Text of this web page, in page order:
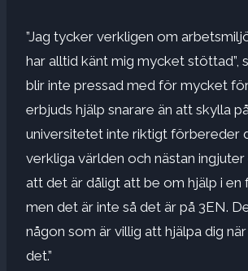
”Jag tycker verkligen om
har alltid känt mig mycket stöttad”,
blir inte pressad med för mycket
erbjuds hjälp snarare än att skylla
universitetet inte riktigt förbereder
verkliga världen och nästan
att det är dåligt att be om hjälp i en
men det är inte så det är på 3EN.
någon som är villig att hjälpa dig
det.”